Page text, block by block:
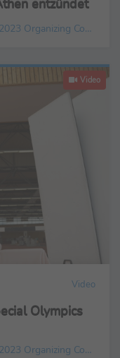
entzündet
Special Olympics World Games Berlin 2023 Organizing Committee gGmbH
Video
Video
Olympics
Special Olympics World Games Berlin 2023 Organizing Committee gGmbH